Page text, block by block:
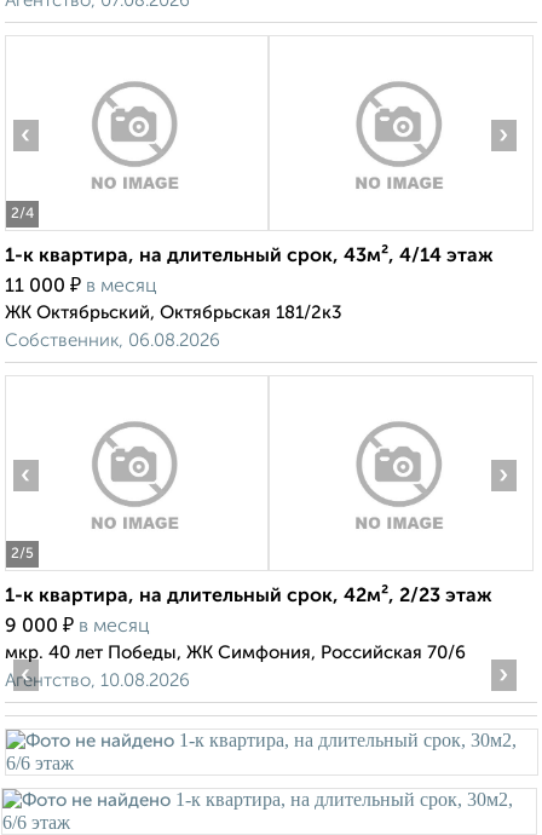
2/4
‹ ›
1-к квартира, на длительный срок, 43м², 4/14 этаж
11 000 ₽ в месяц
ЖК Октябрьский, Октябрьская 181/2к3
Собственник, 06.08.2026
2/5
‹ ›
1-к квартира, на длительный срок, 42м², 2/23 этаж
9 000 ₽ в месяц
мкр. 40 лет Победы, ЖК Симфония, Российская 70/6
Агентство, 10.08.2026
‹ ›